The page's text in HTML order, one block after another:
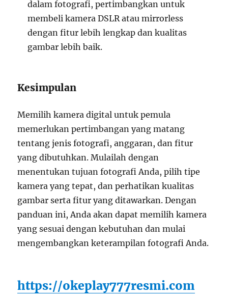
dalam fotografi, pertimbangkan untuk
membeli kamera DSLR atau mirrorless
dengan fitur lebih lengkap dan kualitas
gambar lebih baik.
Kesimpulan
Memilih kamera digital untuk pemula
memerlukan pertimbangan yang matang
tentang jenis fotografi, anggaran, dan fitur
yang dibutuhkan. Mulailah dengan
menentukan tujuan fotografi Anda, pilih tipe
kamera yang tepat, dan perhatikan kualitas
gambar serta fitur yang ditawarkan. Dengan
panduan ini, Anda akan dapat memilih kamera
yang sesuai dengan kebutuhan dan mulai
mengembangkan keterampilan fotografi Anda.
https://okeplay777resmi.com